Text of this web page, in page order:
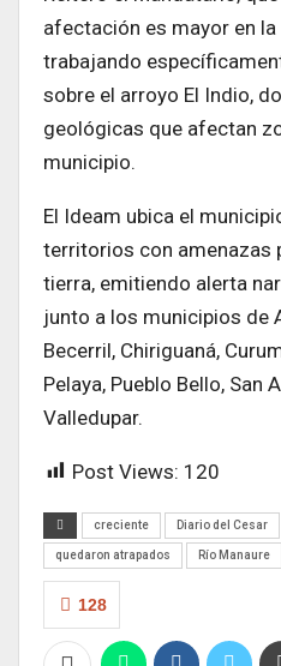
afectación es mayor en
trabajando
sobre el arroyo El Indio,
geológicas que afectan
municipio.
El Ideam ubica el
territorios con amenazas
tierra, emitiendo alerta
junto a los municipios de
Becerril, Chiriguaná,
Pelaya, Pueblo Bello, San
Valledupar.
Post Views: 120
creciente Diario del Cesar
quedaron atrapados Río Manaure
128